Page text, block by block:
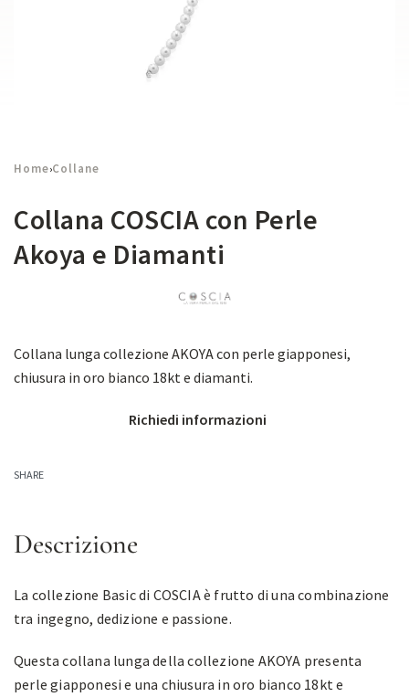
Home›Collane
Collana COSCIA con Perle
Akoya e Diamanti
Collana lunga collezione AKOYA con perle giapponesi,
chiusura in oro bianco 18kt e diamanti.
Richiedi informazioni
SHARE
Descrizione
La collezione Basic di COSCIA è frutto di una combinazione
tra ingegno, dedizione e passione.
Questa collana lunga della collezione AKOYA presenta
perle giapponesi e una chiusura in oro bianco 18kt e